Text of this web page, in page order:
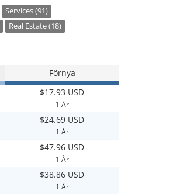
Services (91)
Real Estate (18)
Förnya
$17.93 USD
1 År
$24.69 USD
1 År
$47.96 USD
1 År
$38.86 USD
1 År